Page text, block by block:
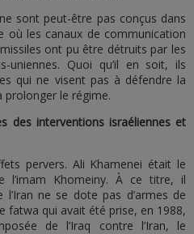
sont peut-être pas conçus dans
où les canaux de communication
ont pu être détruits par les
uniennes. Quoi qu’il en soit, ils
qui ne visent pas à défendre la
prolonger le régime.
des interventions israéliennes et
pervers. Ali Khamenei était le
l’imam Khomeiny. À ce titre, il
ne se dote pas d’armes de
fatwa qui avait été prise, en 1988,
de l’Iraq contre l’Iran, le